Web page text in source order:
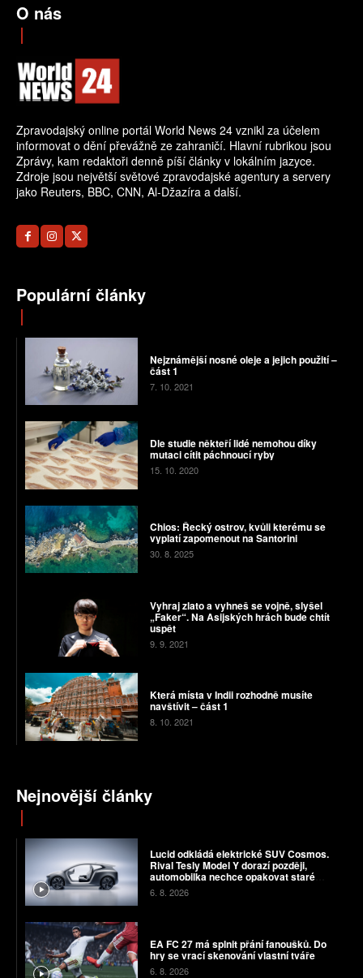
O nás
Zpravodajský online portál World News 24 vznikl za účelem
informovat o dění převážně ze zahraničí. Hlavní rubrikou jsou
Zprávy, kam redaktoři denně píší články v lokálním jazyce.
Zdroje jsou největší světové zpravodajské agentury a servery
jako Reuters, BBC, CNN, Al-Džazíra a další.
Populární články
Nejznámější nosné oleje a jejich použití –
část 1
7. 10. 2021
Dle studie někteří lidé nemohou díky
mutaci cítit páchnoucí ryby
15. 10. 2020
Chios: Řecký ostrov, kvůli kterému se
vyplatí zapomenout na Santorini
30. 8. 2025
Vyhraj zlato a vyhneš se vojně, slyšel
„Faker“. Na Asijských hrách bude chtít
uspět
9. 9. 2021
Která místa v Indii rozhodně musíte
navštívit – část 1
8. 10. 2021
Nejnovější články
Lucid odkládá elektrické SUV Cosmos.
Rival Tesly Model Y dorazí později,
automobilka nechce opakovat staré
chyby
6. 8. 2026
EA FC 27 má splnit přání fanoušků. Do
hry se vrací skenování vlastní tváře
6. 8. 2026